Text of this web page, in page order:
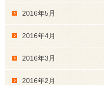
2016年5月
2016年4月
2016年3月
2016年2月